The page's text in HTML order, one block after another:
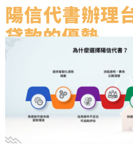
陽信代書辦理
貸款的優勢